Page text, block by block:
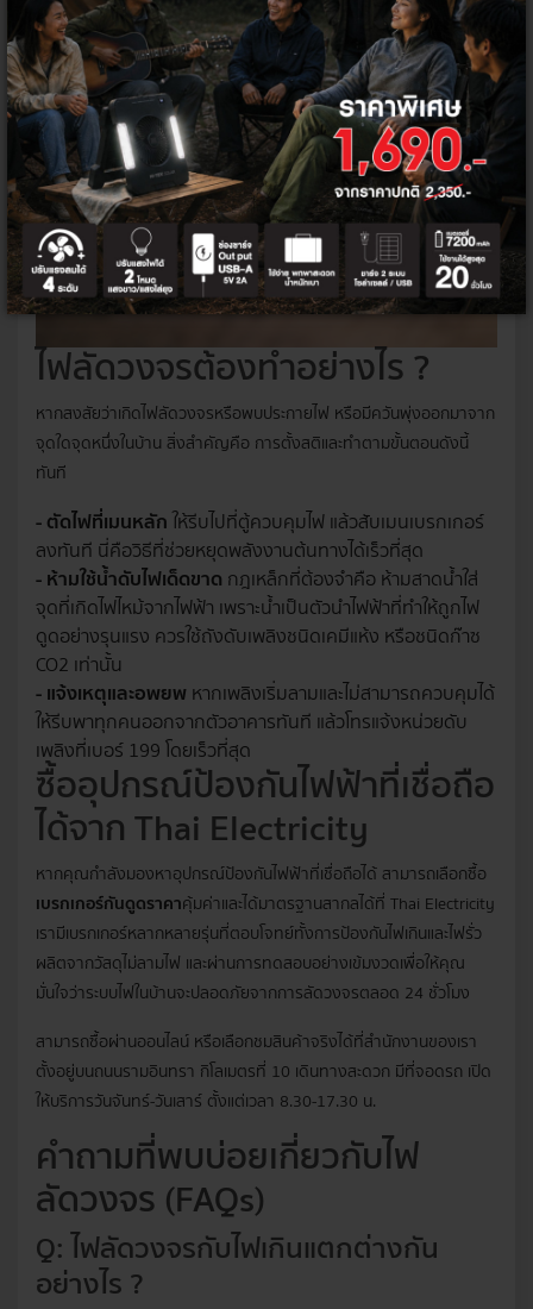
ถอดปลั๊กเครื่องใช้ไฟฟ้าที่ให้ความร้อนสูงทุกครั้งหลังใช้งาน
ไฟลัดวงจรต้องทำอย่างไร ?
หากสงสัยว่าเกิดไฟลัดวงจรหรือพบประกายไฟ หรือมีควันพุ่งออกมาจาก
จุดใดจุดหนึ่งในบ้าน สิ่งสำคัญคือ การตั้งสติและทำตามขั้นตอนดังนี้
ทันที
- ตัดไฟที่เมนหลักให้รีบไปที่ตู้ควบคุมไฟ แล้วสับเมนเบรกเกอร์
ลงทันที นี่คือวิธีที่ช่วยหยุดพลังงานต้นทางได้เร็วที่สุด
- ห้ามใช้น้ำดับไฟเด็ดขาด กฎเหล็กที่ต้องจำคือ ห้ามสาดน้ำใส่
จุดที่เกิดไฟไหม้จากไฟฟ้า เพราะน้ำเป็นตัวนำไฟฟ้าที่ทำให้ถูกไฟ
ดูดอย่างรุนแรง ควรใช้ถังดับเพลิงชนิดเคมีแห้ง หรือชนิดก๊าซ
CO2 เท่านั้น
- แจ้งเหตุและอพยพ หากเพลิงเริ่มลามและไม่สามารถควบคุมได้
ให้รีบพาทุกคนออกจากตัวอาคารทันที แล้วโทรแจ้งหน่วยดับ
เพลิงที่เบอร์ 199 โดยเร็วที่สุด
ซื้ออุปกรณ์ป้องกันไฟฟ้าที่เชื่อถือ
ได้จาก Thai Electricity
หากคุณกำลังมองหาอุปกรณ์ป้องกันไฟฟ้าที่เชื่อถือได้ สามารถเลือกซื้อ
เบรกเกอร์กันดูดราคาคุ้มค่าและได้มาตรฐานสากลได้ที่ Thai Electricity
เรามีเบรกเกอร์หลากหลายรุ่นที่ตอบโจทย์ทั้งการป้องกันไฟเกินและไฟรั่ว
ผลิตจากวัสดุไม่ลามไฟ และผ่านการทดสอบอย่างเข้มงวดเพื่อให้คุณ
มั่นใจว่าระบบไฟในบ้านจะปลอดภัยจากการลัดวงจรตลอด 24 ชั่วโมง
สามารถซื้อผ่านออนไลน์ หรือเลือกชมสินค้าจริงได้ที่สำนักงานของเรา
ตั้งอยู่บนถนนรามอินทรา กิโลเมตรที่ 10 เดินทางสะดวก มีที่จอดรถ เปิด
ให้บริการวันจันทร์-วันเสาร์ ตั้งแต่เวลา 8.30-17.30 น.
คำถามที่พบบ่อยเกี่ยวกับไฟ
ลัดวงจร (FAQs)
Q: ไฟลัดวงจรกับไฟเกินแตกต่างกัน
อย่างไร ?